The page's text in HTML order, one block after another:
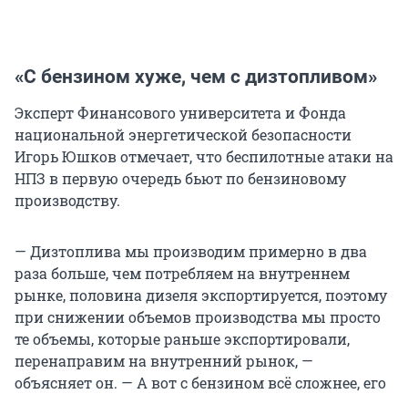
«С бензином хуже, чем с дизтопливом»
Эксперт Финансового университета и Фонда
национальной энергетической безопасности
Игорь Юшков отмечает, что беспилотные атаки на
НПЗ в первую очередь бьют по бензиновому
производству.
— Дизтоплива мы производим примерно в два
раза больше, чем потребляем на внутреннем
рынке, половина дизеля экспортируется, поэтому
при снижении объемов производства мы просто
те объемы, которые раньше экспортировали,
перенаправим на внутренний рынок, —
объясняет он. — А вот с бензином всё сложнее, его